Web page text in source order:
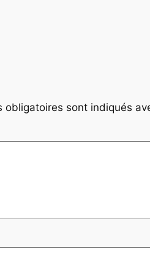
obligatoires sont indiqués